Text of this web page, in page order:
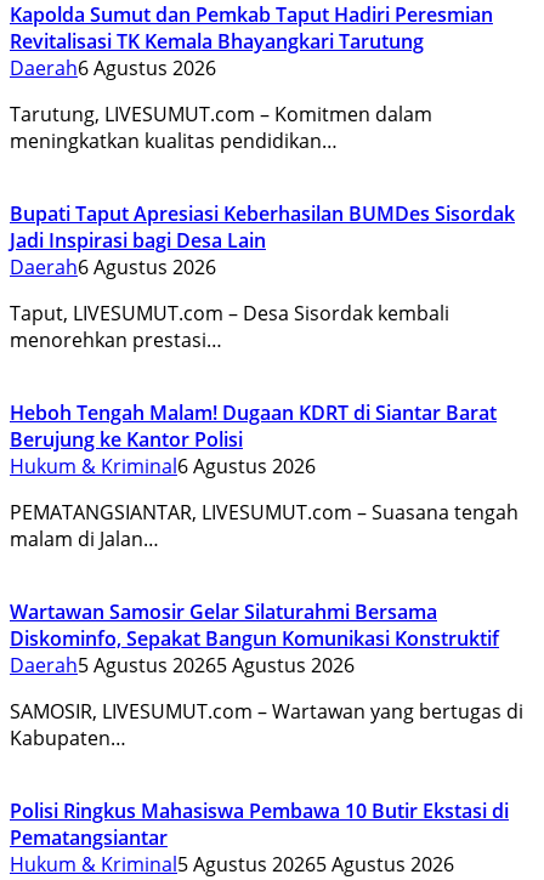
Kapolda Sumut dan Pemkab Taput Hadiri Peresmian
Revitalisasi TK Kemala Bhayangkari Tarutung
Daerah6 Agustus 2026
Tarutung, LIVESUMUT.com – Komitmen dalam
meningkatkan kualitas pendidikan…
Bupati Taput Apresiasi Keberhasilan BUMDes Sisordak
Jadi Inspirasi bagi Desa Lain
Daerah6 Agustus 2026
Taput, LIVESUMUT.com – Desa Sisordak kembali
menorehkan prestasi…
Heboh Tengah Malam! Dugaan KDRT di Siantar Barat
Berujung ke Kantor Polisi
Hukum & Kriminal6 Agustus 2026
PEMATANGSIANTAR, LIVESUMUT.com – Suasana tengah
malam di Jalan…
Wartawan Samosir Gelar Silaturahmi Bersama
Diskominfo, Sepakat Bangun Komunikasi Konstruktif
Daerah5 Agustus 20265 Agustus 2026
SAMOSIR, LIVESUMUT.com – Wartawan yang bertugas di
Kabupaten…
Polisi Ringkus Mahasiswa Pembawa 10 Butir Ekstasi di
Pematangsiantar
Hukum & Kriminal5 Agustus 20265 Agustus 2026